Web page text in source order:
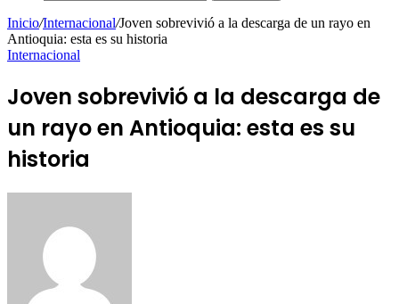
Inicio/Internacional/Joven sobrevivió a la descarga de un rayo en
Antioquia: esta es su historia
Internacional
Joven sobrevivió a la descarga de
un rayo en Antioquia: esta es su
historia